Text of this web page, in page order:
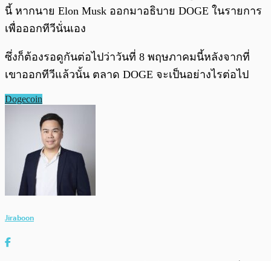
นี้ หากนาย Elon Musk ออกมาอธิบาย DOGE ในรายการ
เพื่อออกทีวีนั่นเอง
ซึ่งก็ต้องรอดูกันต่อไปว่าวันที่ 8 พฤษภาคมนี้หลังจากที่
เขาออกทีวีแล้วนั้น ตลาด DOGE จะเป็นอย่างไรต่อไป
Dogecoin
Jiraboon